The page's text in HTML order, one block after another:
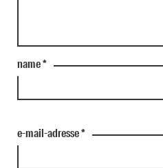
name*
e-mail-adresse*